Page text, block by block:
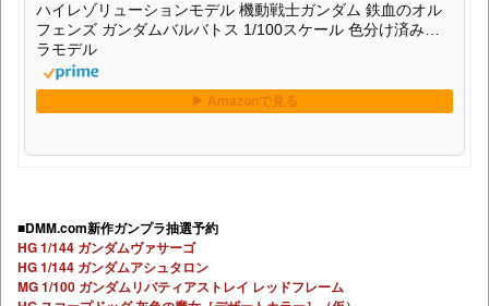
ハイレゾリューションモデル 機動戦士ガンダム 鉄血のオル
フェンズ ガンダムバルバトス 1/100スケール 色分け済みプ
ラモデル
■DMM.com新作ガンプラ抽選予約
HG 1/144 ガンダムヴァサーゴ
HG 1/144 ガンダムアシュタロン
MG 1/100 ガンダムリバティアストレイ レッドフレーム